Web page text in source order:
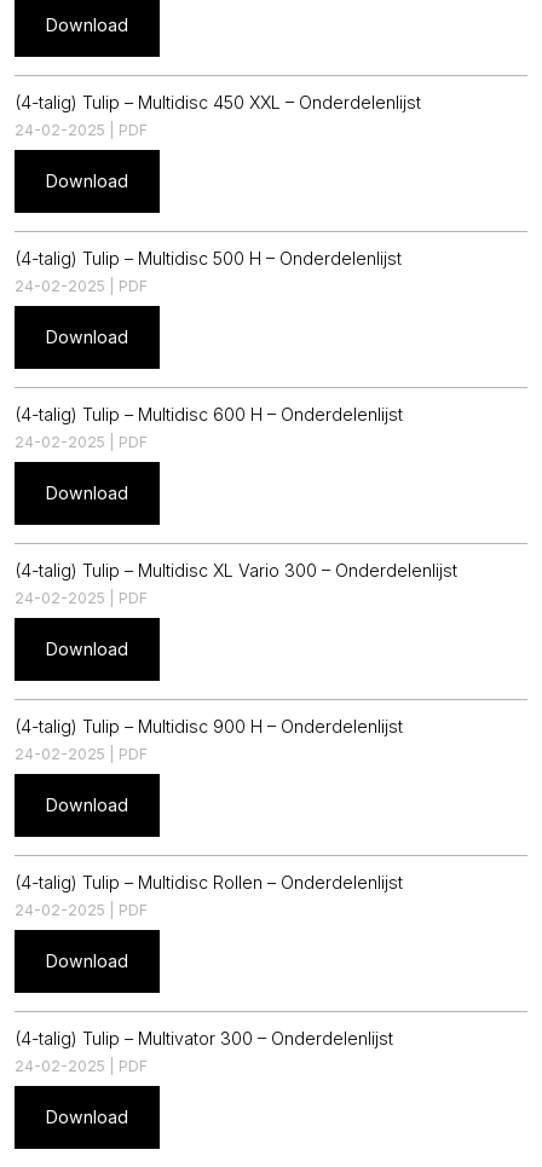
Download
(4-talig) Tulip – Multidisc 450 XXL – Onderdelenlijst
24-02-2025 | PDF
Download
(4-talig) Tulip – Multidisc 500 H – Onderdelenlijst
24-02-2025 | PDF
Download
(4-talig) Tulip – Multidisc 600 H – Onderdelenlijst
24-02-2025 | PDF
Download
(4-talig) Tulip – Multidisc XL Vario 300 – Onderdelenlijst
24-02-2025 | PDF
Download
(4-talig) Tulip – Multidisc 900 H – Onderdelenlijst
24-02-2025 | PDF
Download
(4-talig) Tulip – Multidisc Rollen – Onderdelenlijst
24-02-2025 | PDF
Download
(4-talig) Tulip – Multivator 300 – Onderdelenlijst
24-02-2025 | PDF
Download